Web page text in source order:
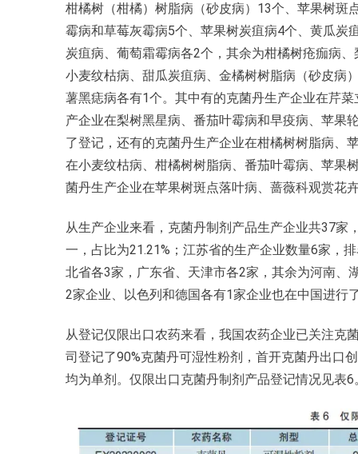
柑橘树（柑橘）树脂病（砂皮病）13个、苹果树斑
霉病和草莓灰霉病5个、苹果树炭疽病4个、黄瓜炭
炭疽病、葡萄霜霉病各2个，其余为柑橘树疮痂病
小麦纹枯病、甜瓜炭疽病、金橘树树脂病（砂皮病
薯黑痣病各有1个。其中有的克菌丹生产企业在芹
产企业在梨树黑星病、番茄叶霉病和早疫病、苹果
了登记，还有的克菌丹生产企业在柑橘树树脂病、
在小麦纹枯病、柑橘树树脂病、番茄叶霉病、苹果
菌丹生产企业在苹果树斑点落叶病、蔷薇科观赏花
从生产企业来看，克菌丹制剂产品生产企业共37
一，占比为21.21%；江苏省的生产企业数量6家，
北省各3家，广东省、天津市各2家，其余为河南、
2家企业、以色列和德国各有1家企业也在中国进行
从登记仅限出口农药来看，我国农药企业已关注克
司登记了90%克菌丹可湿性粉剂，首开克菌丹出口
均为单剂。仅限出口克菌丹制剂产品登记情况见表6